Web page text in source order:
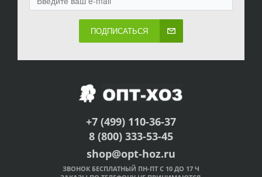
ПОДПИСАТЬСЯ
+7 (499) 110-36-37
8 (800) 333-53-45
shop@opt-hoz.ru
ЗВОНОК БЕСПЛАТНЫЙ ПН-ПТ С 10 ДО 17 Ч